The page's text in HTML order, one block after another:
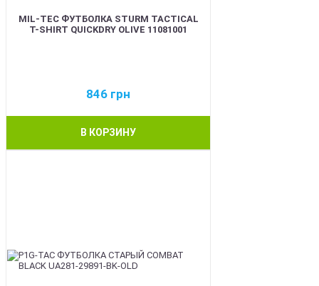
MIL-TEC ФУТБОЛКА STURM TACTICAL
T-SHIRT QUICKDRY OLIVE 11081001
846 грн
В КОРЗИНУ